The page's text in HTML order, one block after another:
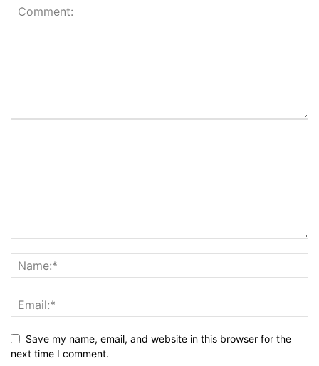
Save my name, email, and website in this browser for the
next time I comment.